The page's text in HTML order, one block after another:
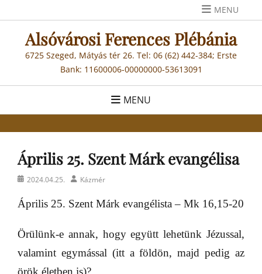
to
content
MENU
Alsóvárosi Ferences Plébánia
6725 Szeged, Mátyás tér 26. Tel: 06 (62) 442-384; Erste
Bank: 11600006-00000000-53613091
MENU
Április 25. Szent Márk evangélisa
Posted2024.04.25. AuthorKázmér
Április 25. Szent Márk evangélista – Mk 16,15-20
Örülünk-e annak, hogy együtt lehetünk Jézussal,
valamint egymással (itt a földön, majd pedig az
örök életben is)?